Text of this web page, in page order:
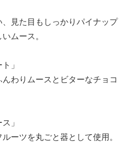
見た目もしっかりパイナップ
ムース。
」
わりムースとビターなチョコ
」
ーツを丸ごと器として使用。